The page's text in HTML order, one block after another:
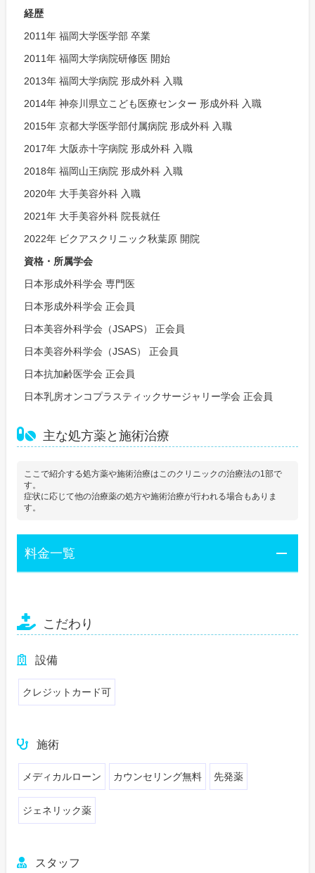
経歴
2011年 福岡大学医学部 卒業
2011年 福岡大学病院研修医 開始
2013年 福岡大学病院 形成外科 入職
2014年 神奈川県立こども医療センター 形成外科 入職
2015年 京都大学医学部付属病院 形成外科 入職
2017年 大阪赤十字病院 形成外科 入職
2018年 福岡山王病院 形成外科 入職
2020年 大手美容外科 入職
2021年 大手美容外科 院長就任
2022年 ビクアスクリニック秋葉原 開院
資格・所属学会
日本形成外科学会 専門医
日本形成外科学会 正会員
日本美容外科学会（JSAPS） 正会員
日本美容外科学会（JSAS） 正会員
日本抗加齢医学会 正会員
日本乳房オンコプラスティックサージャリー学会 正会員
主な処方薬と施術治療
ここで紹介する処方薬や施術治療はこのクリニックの治療法の1部で
す。
症状に応じて他の治療薬の処方や施術治療が行われる場合もありま
す。
料金一覧
こだわり
設備
クレジットカード可
施術
メディカルローン カウンセリング無料 先発薬
ジェネリック薬
スタッフ